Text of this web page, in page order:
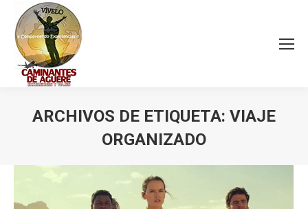
ARCHIVOS DE ETIQUETA: VIAJE
ORGANIZADO